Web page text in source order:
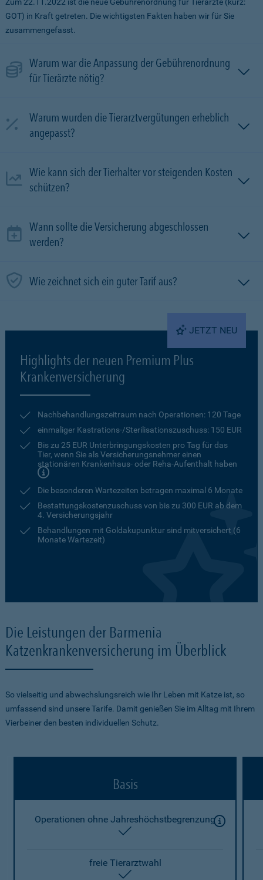
GOT) in Kraft getreten. Die wichtigsten Fakten haben wir für Sie
zusammengefasst.
Warum war die Anpassung der Gebührenordnung
für Tierärzte nötig?
Warum wurden die Tierarztvergütungen erheblich
angepasst?
Wie kann sich der Tierhalter vor steigenden Kosten
schützen?
Wann sollte die Versicherung abgeschlossen
werden?
Wie zeichnet sich ein guter Tarif aus?
JETZT NEU
Highlights der neuen Premium Plus
Krankenversicherung
Nachbehandlungszeitraum nach Operationen: 120 Tage
einmaliger Kastrations-/Sterilisationszuschuss: 150 EUR
Bis zu 25 EUR Unterbringungskosten pro Tag für das
Tier, wenn Sie als Versicherungsnehmer einen
stationären Krankenhaus- oder Reha-Aufenthalt haben
Die besonderen Wartezeiten betragen maximal 6 Monate
Bestattungskostenzuschuss von bis zu 300 EUR ab dem
4. Versicherungsjahr
Behandlungen mit Goldakupunktur sind mitversichert (6
Monate Wartezeit)
Die Leistungen der Barmenia
Katzenkrankenversicherung im Überblick
So vielseitig und abwechslungsreich wie Ihr Leben mit Katze ist, so
umfassend sind unsere Tarife. Damit genießen Sie im Alltag mit Ihrem
Vierbeiner den besten individuellen Schutz.
Basis
Operationen ohne Jahreshöchstbegrenzung
freie Tierarztwahl